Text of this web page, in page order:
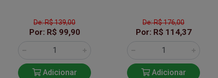
De: R$ 139,00
Por: R$ 99,90
Adicionar
De: R$ 176,00
Por: R$ 114,37
Adicionar